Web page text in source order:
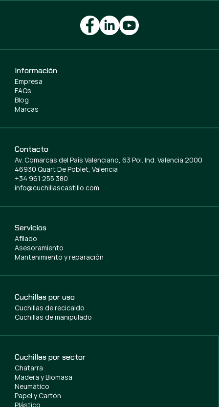
Servicios
Afilado
Asesoramiento
Mantenimiento y reparación
Cuchillas por uso
Cuchillas de recicaldo
Cuchillas de manipulado
Cuchillas por sector
Chatarra
Madera y Biomasa
Neumático
Papel y Cartón
Plástico
Información
Empresa
FAQs
Blog
Marcas
Contacto
Av. Comarcas del País Valenciano, 63 Pol. Ind. Valencia 2000
46930 Quart De Poblet, Valencia
+34 961 255 380
info@cuchillascastillo.com